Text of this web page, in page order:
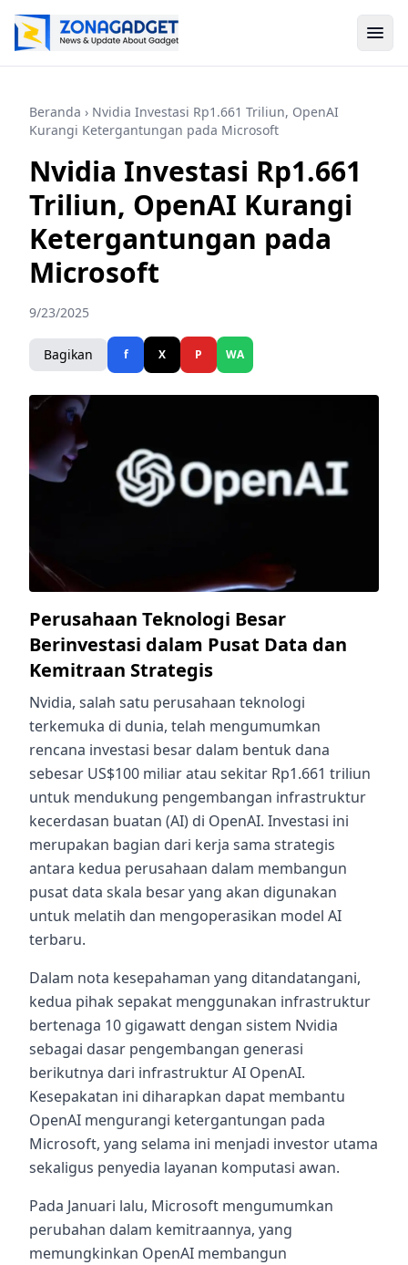
Beranda › Nvidia Investasi Rp1.661 Triliun, OpenAI
Kurangi Ketergantungan pada Microsoft
Nvidia Investasi Rp1.661
Triliun, OpenAI Kurangi
Ketergantungan pada
Microsoft
9/23/2025
Bagikan f X P WA
Perusahaan Teknologi Besar
Berinvestasi dalam Pusat Data dan
Kemitraan Strategis
Nvidia, salah satu perusahaan teknologi
terkemuka di dunia, telah mengumumkan
rencana investasi besar dalam bentuk dana
sebesar US$100 miliar atau sekitar Rp1.661 triliun
untuk mendukung pengembangan infrastruktur
kecerdasan buatan (AI) di OpenAI. Investasi ini
merupakan bagian dari kerja sama strategis
antara kedua perusahaan dalam membangun
pusat data skala besar yang akan digunakan
untuk melatih dan mengoperasikan model AI
terbaru.
Dalam nota kesepahaman yang ditandatangani,
kedua pihak sepakat menggunakan infrastruktur
bertenaga 10 gigawatt dengan sistem Nvidia
sebagai dasar pengembangan generasi
berikutnya dari infrastruktur AI OpenAI.
Kesepakatan ini diharapkan dapat membantu
OpenAI mengurangi ketergantungan pada
Microsoft, yang selama ini menjadi investor utama
sekaligus penyedia layanan komputasi awan.
Pada Januari lalu, Microsoft mengumumkan
perubahan dalam kemitraannya, yang
memungkinkan OpenAI membangun